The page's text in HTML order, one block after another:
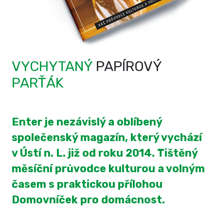
VYCHYTANÝ PAPÍROVÝ
PARŤÁK
Enter je nezávislý a oblíbený
společenský magazín, který vychází
v Ústí n. L. již od roku 2014. Tištěný
měsíční průvodce kulturou a volným
časem s praktickou přílohou
Domovníček pro domácnost.